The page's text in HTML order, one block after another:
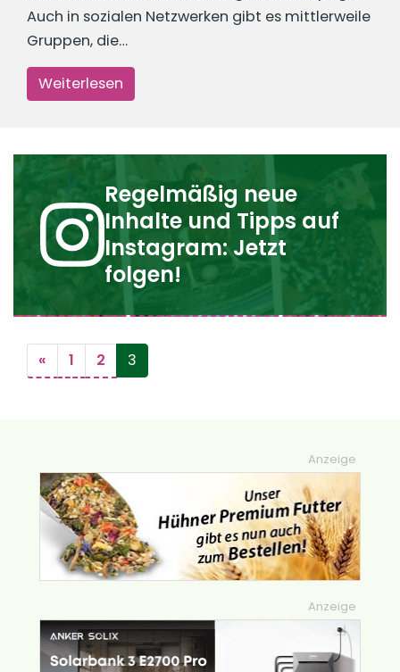
Auch in sozialen Netzwerken gibt es mittlerweile
Gruppen, die…
Weiterlesen
Regelmäßig neue
Inhalte und Tipps auf
Instagram: Jetzt
folgen!
Beitragsnavigation
« 1 2 3
Anzeige
Anzeige